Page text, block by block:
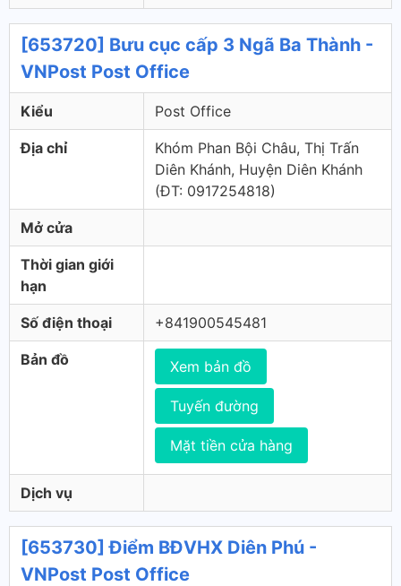
[653720] Bưu cục cấp 3 Ngã Ba Thành -
VNPost Post Office
Kiểu Post Office
Địa chỉ
Khóm Phan Bội Châu, Thị Trấn
Diên Khánh, Huyện Diên Khánh
(ÐT: 0917254818)
Mở cửa
Thời gian giới
hạn
Số điện thoại +841900545481
Bản đồ Xem bản đồ
Tuyến đường
Mặt tiền cửa hàng
Dịch vụ
[653730] Điểm BĐVHX Diên Phú -
VNPost Post Office